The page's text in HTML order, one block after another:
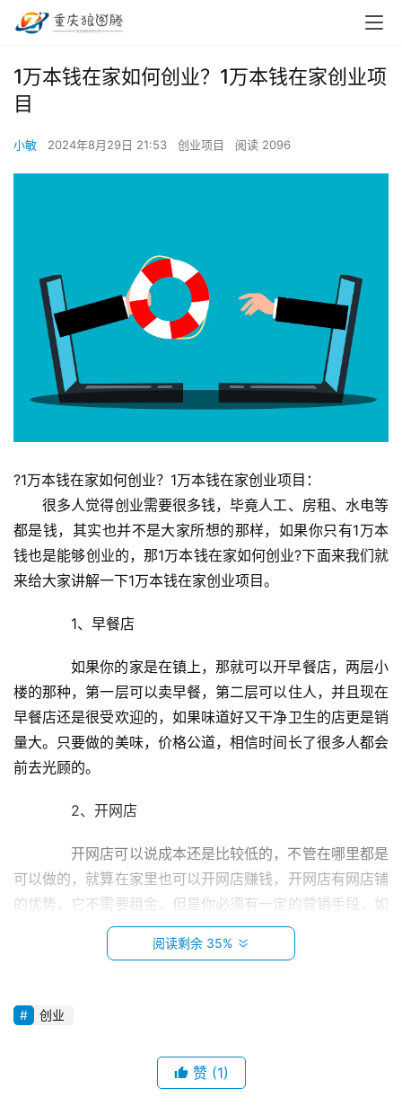
1万本钱在家如何创业？1万本钱在家创业项
目
小敏 2024年8月29日 21:53 创业项目 阅读 2096
?1万本钱在家如何创业？1万本钱在家创业项目：
很多人觉得创业需要很多钱，毕竟人工、房租、水电等
都是钱，其实也并不是大家所想的那样，如果你只有1万本
钱也是能够创业的，那1万本钱在家如何创业?下面来我们就
来给大家讲解一下1万本钱在家创业项目。
1、早餐店
如果你的家是在镇上，那就可以开早餐店，两层小
楼的那种，第一层可以卖早餐，第二层可以住人，并且现在
早餐店还是很受欢迎的，如果味道好又干净卫生的店更是销
量大。只要做的美味，价格公道，相信时间长了很多人都会
前去光顾的。
2、开网店
开网店可以说成本还是比较低的，不管在哪里都是
可以做的，就算在家里也可以开网店赚钱，开网店有网店铺
的优势，它不需要租金，但是你必须有一定的营销手段，如
果你有好的营销手段，还是可以考虑，毕竟只要运营的好，
月入上万都不是梦。
电、手机等等都可以通过租赁获得，当然一万元做租赁商品
的生意限制比较大，很多昂贵的商品是没有办法购入的，只
阅读剩余 35%
创业
赞 (1)